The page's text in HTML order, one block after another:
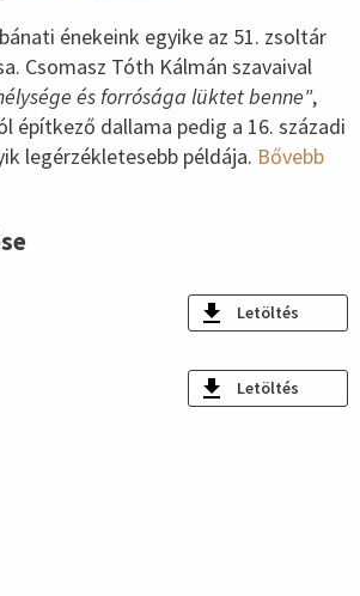
énekeink egyike az 51. zsoltár
Csomasz Tóth Kálmán szavaival
és forrósága lüktet benne",
építkező dallama pedig a 16. századi
legérzékletesebb példája. Bővebb
Letöltés
Letöltés